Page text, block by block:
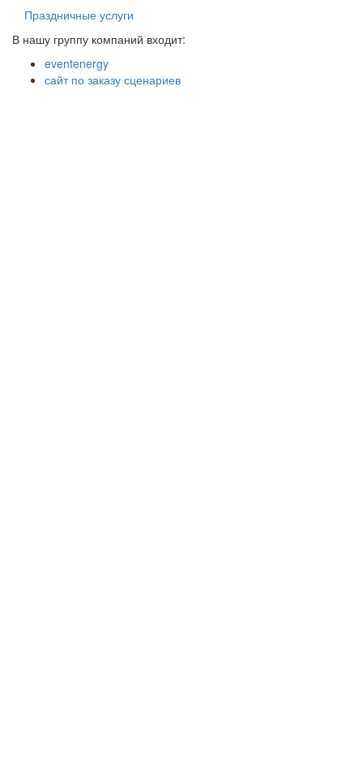
Праздничные услуги
В нашу группу компаний входит:
eventenergy
сайт по заказу сценариев